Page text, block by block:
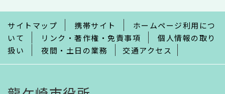
で
サイトマップ 携帯サイト
ホームページ利用につ
いて
リンク・著作権・免責事項
個人情報の取り
扱い
夜間・土日の業務 交通アクセス